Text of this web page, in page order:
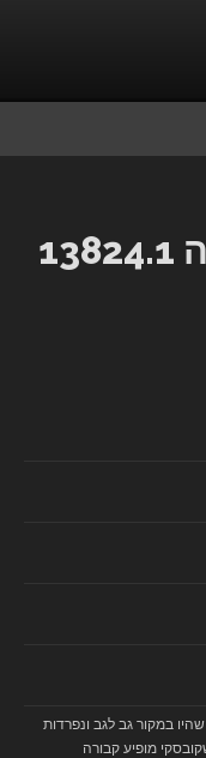
שהיו במקור גב לגב ונפרדות
מופיע קבורה